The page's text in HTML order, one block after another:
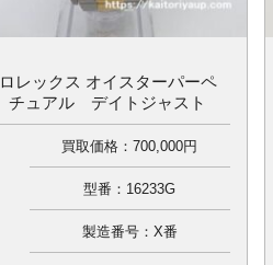
ロレックス オイスターパーペ
チュアル デイトジャスト
買取価格：700,000円
型番：16233G
製造番号：X番